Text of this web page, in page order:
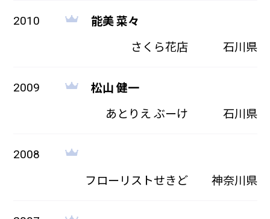
2010
能美 菜々
さくら花店
石川県
2009
松山 健一
あとりえ ぶーけ
石川県
2008
フローリストせきど 神奈川県